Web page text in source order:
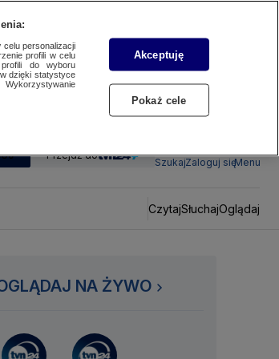
Przejdź do
SzukajZaloguj sięMenu
CzytajSłuchajOglądaj
NA ŻYWO
celu personalizacji
profili w celu
profili do wyboru
dzięki statystyce
Akceptuję
Pokaż cele